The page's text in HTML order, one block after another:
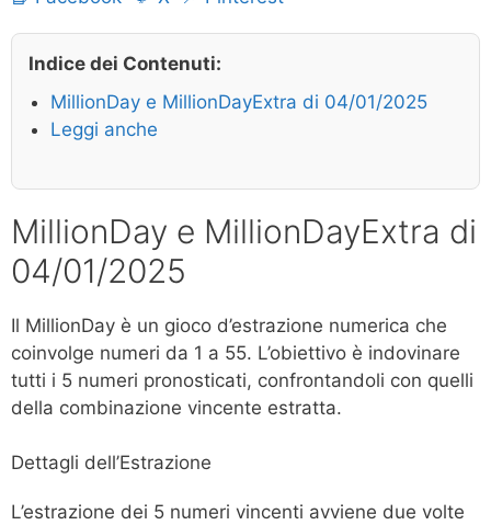
Indice dei Contenuti:
MillionDay e MillionDayExtra di 04/01/2025
Leggi anche
MillionDay e MillionDayExtra di
04/01/2025
Il MillionDay è un gioco d’estrazione numerica che
coinvolge numeri da 1 a 55. L’obiettivo è indovinare
tutti i 5 numeri pronosticati, confrontandoli con quelli
della combinazione vincente estratta.
Dettagli dell’Estrazione
L’estrazione dei 5 numeri vincenti avviene due volte